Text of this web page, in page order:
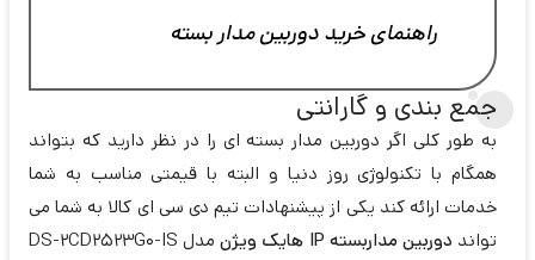
راهنمای خرید دوربین مدار بسته
جمع بندی و گارانتی
به طور کلی اگر دوربین مدار بسته ای را در نظر دارید که بتواند
همگام با تکنولوژی روز دنیا و البته با قیمتی مناسب به شما
خدمات ارائه کند یکی از پیشنهادات تیم دی سی ای کالا به شما می
تواند دوربین مداربسته IP هایک ویژن
مدل DS-2CD2523G0-IS